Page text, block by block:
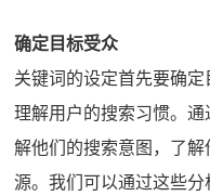
确定目标受众
关键词的设定首先要确
理解用户的搜索习惯。
解他们的搜索意图，了
源。我们可以通过这些